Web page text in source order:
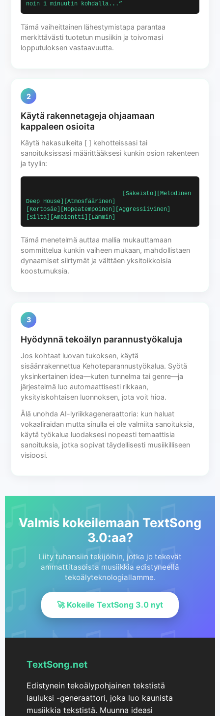
Tämä vaiheittainen lähestymistapa parantaa
merkittävästi tuotetun musiikin ja toivomasi
lopputuloksen vastaavuutta.
2
Käytä rakennetageja ohjaamaan
kappaleen osioita
Käytä hakasulkeita [ ] kehotteissasi tai
sanoituksissasi määrittääksesi kunkin osion rakenteen
ja tyylin:
Deep House][Atmosfäärinen]
[Kertosäe][Nopeatempoinen][Aggressiivinen]
Tämä menetelmä auttaa mallia mukauttamaan
sommittelua kunkin vaiheen mukaan, mahdollistaen
dynaamiset siirtymät ja välttäen yksitoikkoisia
koostumuksia.
3
Hyödynnä tekoälyn parannustyökaluja
Jos kohtaat luovan tukoksen, käytä
sisäänrakennettua Kehoteparannustyökalua. Syötä
yksinkertainen idea—kuten tunnelma tai genre—ja
järjestelmä luo automaattisesti rikkaan,
yksityiskohtaisen luonnoksen, jota voit hioa.
Älä unohda AI-lyriikkageneraattoria: kun haluat
vokaaliraidan mutta sinulla ei ole valmiita sanoituksia,
käytä työkalua luodaksesi nopeasti temaattisia
sanoituksia, jotka sopivat täydellisesti musiikilliseen
visioosi.
Valmis kokeilemaan TextSong
3.0:aa?
Liity tuhansiin tekijöihin, jotka jo tekevät
ammattitasoista musiikkia edistyneellä
tekoälyteknologiallamme.
🚀 Kokeile TextSong 3.0 nyt
TextSong.net
Edistynein tekoälypohjainen tekstistä
lauluksi -generaattori, joka luo kaunista
musiikkia tekstistä. Muunna ideasi